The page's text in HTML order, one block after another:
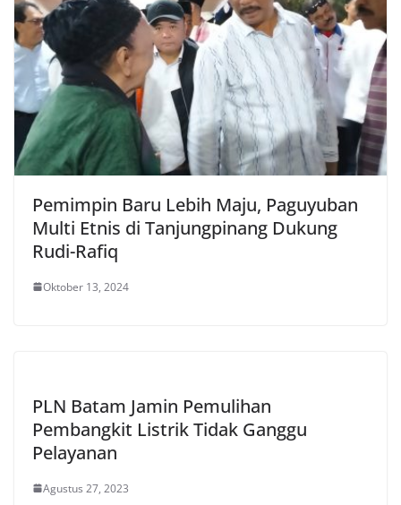
Pemimpin Baru Lebih Maju, Paguyuban
Multi Etnis di Tanjungpinang Dukung
Rudi-Rafiq
Oktober 13, 2024
PLN Batam Jamin Pemulihan
Pembangkit Listrik Tidak Ganggu
Pelayanan
Agustus 27, 2023